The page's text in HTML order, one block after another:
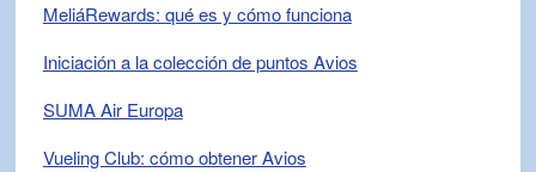
MeliáRewards: qué es y cómo funciona
Iniciación a la colección de puntos Avios
SUMA Air Europa
Vueling Club: cómo obtener Avios